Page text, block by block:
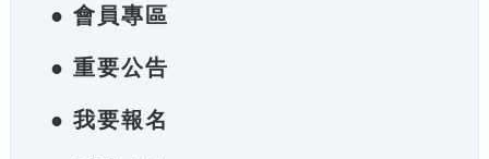
● 會員專區
● 重要公告
● 我要報名